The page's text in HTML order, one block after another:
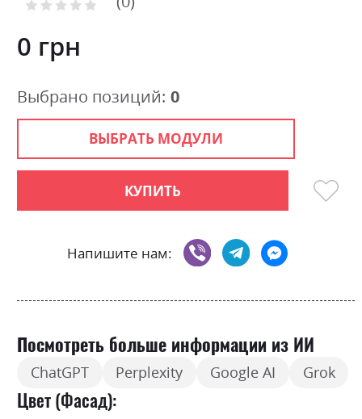
of
the
gallery
Рейтинг:
0 грн
ВЫБРАТЬ МОДУЛИ
КУПИТЬ
Напишите нам:
Выбрано позиций: 0
Посмотреть больше информации из ИИ
ChatGPT Perplexity Google AI Grok
Цвет (Фасад):